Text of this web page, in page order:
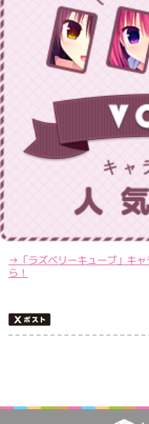
→「ラズベリーキューブ」キ
ら！